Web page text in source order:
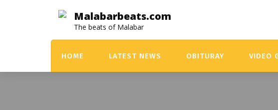
Malabarbeats.com
The beats of Malabar
HOME LATEST NEWS OBITURAY VIDEO